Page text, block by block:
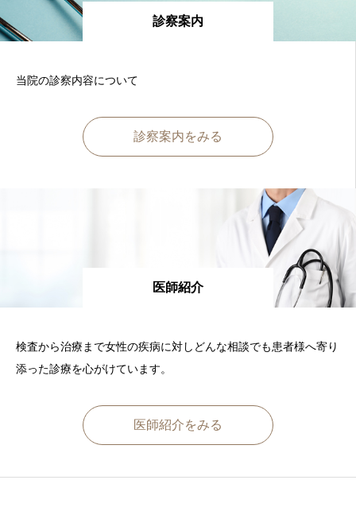
診察案内
当院の診察内容について
診察案内をみる
医師紹介
検査から治療まで女性の疾病に対しどんな相談でも患者様へ寄り
添った診療を心がけています。
医師紹介をみる